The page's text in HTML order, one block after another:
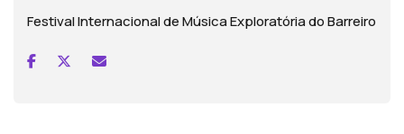
Festival Internacional de Música Exploratória do Barreiro